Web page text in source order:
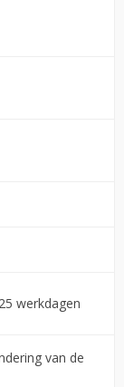
werkdagen
van de